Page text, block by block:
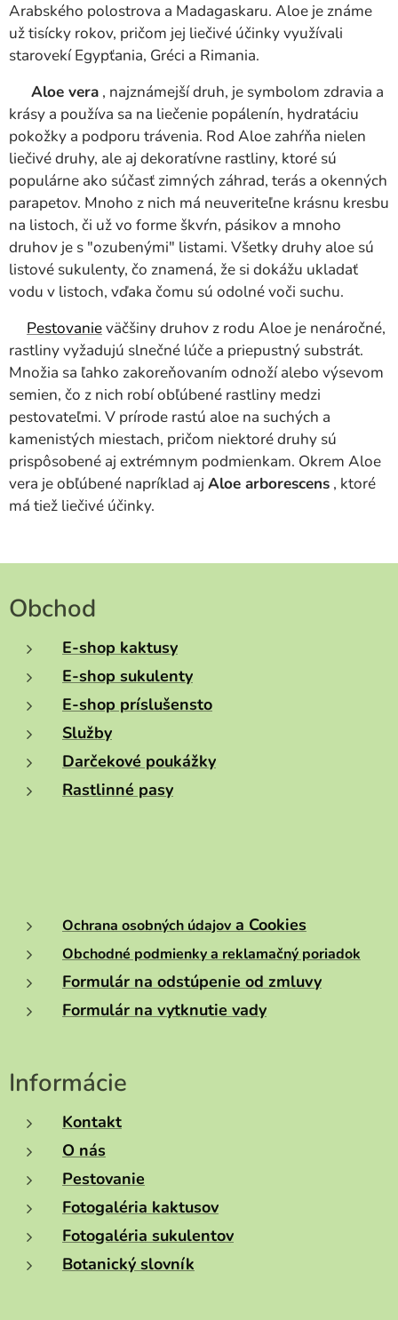
Arabského polostrova a Madagaskaru. Aloe je známe
už tisícky rokov, pričom jej liečivé účinky využívali
starovekí Egypťania, Gréci a Rimania.
Aloe vera , najznámejší druh, je symbolom zdravia a
krásy a používa sa na liečenie popálenín, hydratáciu
pokožky a podporu trávenia. Rod Aloe zahŕňa nielen
liečivé druhy, ale aj dekoratívne rastliny, ktoré sú
populárne ako súčasť zimných záhrad, terás a okenných
parapetov. Mnoho z nich má neuveriteľne krásnu kresbu
na listoch, či už vo forme škvŕn, pásikov a mnoho
druhov je s "ozubenými" listami. Všetky druhy aloe sú
listové sukulenty, čo znamená, že si dokážu ukladať
vodu v listoch, vďaka čomu sú odolné voči suchu.
Pestovanieväčšiny druhov z rodu Aloe je nenáročné,
rastliny vyžadujú slnečné lúče a priepustný substrát.
Množia sa ľahko zakoreňovaním odnoží alebo výsevom
semien, čo z nich robí obľúbené rastliny medzi
pestovateľmi. V prírode rastú aloe na suchých a
kamenistých miestach, pričom niektoré druhy sú
prispôsobené aj extrémnym podmienkam. Okrem Aloe
vera je obľúbené napríklad aj Aloe arborescens , ktoré
má tiež liečivé účinky.
Obchod
E-shop kaktusy
E-shop sukulenty
E-shop príslušensto
Služby
Darčekové poukážky
Rastlinné pasy
Ochrana osobných údajov a Cookies
Obchodné podmienky a reklamačný poriadok
Formulár na odstúpenie od zmluvy
Formulár na vytknutie vady
Informácie
Kontakt
O nás
Pestovanie
Fotogaléria kaktusov
Fotogaléria sukulentov
Botanický slovník